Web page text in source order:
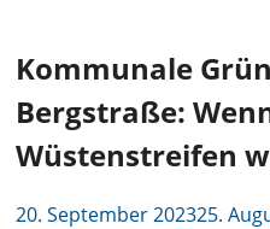
Kommunale
Bergstraße:
Wüstenstreifen
20. September 202325.